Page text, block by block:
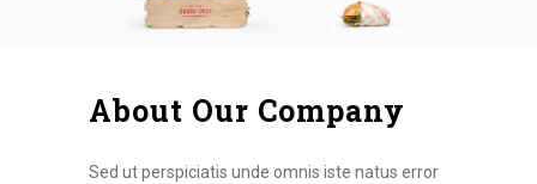
About Our Company
Sed ut perspiciatis unde omnis iste natus error